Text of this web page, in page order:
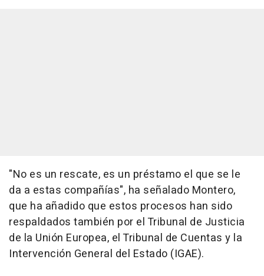
"No es un rescate, es un préstamo el que se le
da a estas compañías", ha señalado Montero,
que ha añadido que estos procesos han sido
respaldados también por el Tribunal de Justicia
de la Unión Europea, el Tribunal de Cuentas y la
Intervención General del Estado (IGAE).